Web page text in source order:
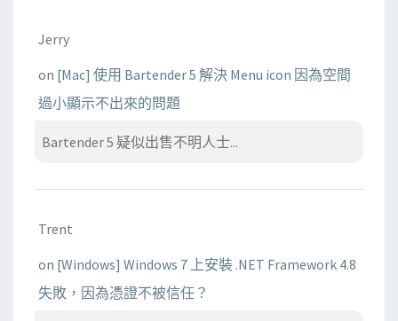
Jerry
on [Mac] 使用 Bartender 5 解決 Menu icon 因為空間
過小顯示不出來的問題
Bartender 5 疑似出售不明人士...
Trent
on [Windows] Windows 7 上安裝 .NET Framework 4.8
失敗，因為憑證不被信任？